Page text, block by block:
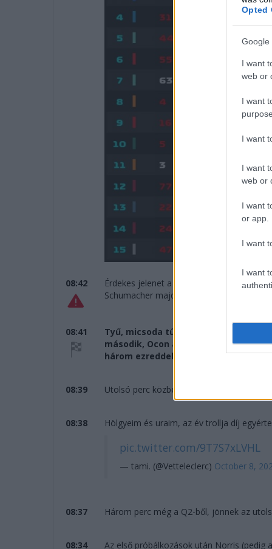
Opted
Google
I want
web or
I want
I want
I want
web or
I want
or app.
I want
I want
08:42
Érdekes jelenet a boksz végén az utolsó
Schumacher majdnem a fűre leérve ment
08:41
Tyű, micsoda tűzijáték volt itt a
második, Ocon a negyedik az Alpine-
három ezreddel (!) kiesik, Bottas,
08:39 Utolsó perc közben, sokan gyorsulnak,
08:38 Hölgyeim és uraim, az év trollja díj
pic.twitter.com/9T7S7xLVHL
— tami. (@Vetteleclerc) October 8,
08:37 Három perc még a Q2-ből, jönnek az
08:34
Az első próbálkozások után Norris (pedig